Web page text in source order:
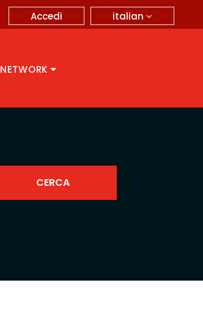
italian
Accedi
NETWORK